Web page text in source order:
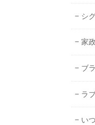
シ
家
ブ
ラ
い